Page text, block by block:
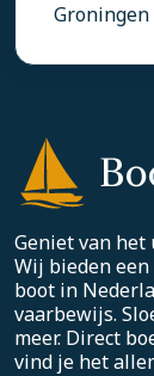
Groningen
Geniet van het
Wij bieden
boot in
vaarbewijs.
meer. Direct
vind je het